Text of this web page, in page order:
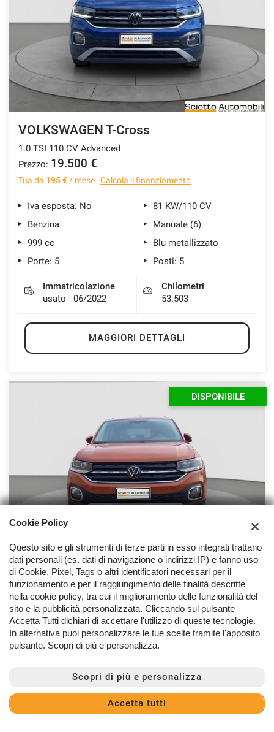
VOLKSWAGEN T-Cross
1.0 TSI 110 CV Advanced
Prezzo: 19.500 €
Tua da 195 €/ mese Calcola il finanziamento
Iva esposta: No
81 KW/110 CV
Benzina
Manuale (6)
999 cc
Blu metallizzato
Porte: 5
Posti: 5
Immatricolazione
usato - 06/2022
Chilometri
53.503
MAGGIORI DETTAGLI
DISPONIBILE
VOLKSWAGEN T-Cross
1.0 TSI 110 CV Advanced
Prezzo: 18.900 €
Tua da189 €/ mese Calcola il finanziamento
Manuale (6)
999 cc
Orange metallizzato
Porte: 5
Posti: 5
Cookie Policy
Questo sito e gli strumenti di terze parti in esso integrati trattano
dati personali (es. dati di navigazione o indirizzi IP) e fanno uso
di Cookie, Pixel, Tags o altri identificatori necessari per il
funzionamento e per il raggiungimento delle finalità descritte
nella cookie policy, tra cui il miglioramento delle funzionalità del
sito e la pubblicità personalizzata. Cliccando sul pulsante
Accetta Tutti dichiari di accettare l'utilizzo di queste tecnologie.
In alternativa puoi personalizzare le tue scelte tramite l'apposito
pulsante. Scopri di più e personalizza.
Scopri di più e personalizza
Accetta tutti